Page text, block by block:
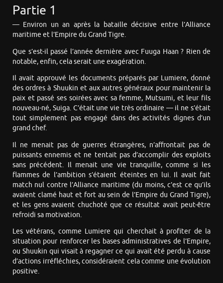
Partie 1
— Environ un an après la bataille décisive entre l’Alliance
maritime et l’Empire du Grand Tigre.
Que s’est-il passé l’année dernière avec Fuuga Haan ? Rien de
notable, enfin, cela serait une exagération.
Il avait approuvé les documents préparés par Lumiere, donné
des ordres à Shuukin et aux autres généraux pour maintenir la
paix et passé ses soirées avec sa femme, Mutsumi, et leur fils
nouveau-né, Suiga. C’était une vie très ordinaire — il ne s’était
tout simplement pas engagé dans des activités dignes d’un
grand chef.
Il ne menait pas de guerres étrangères, n’affrontait pas de
puissants ennemis et ne tentait pas d’accomplir des exploits
sans précédent. Il menait une vie tranquille, comme si les
flammes de l’ambition s’étaient éteintes en lui. Il avait fait
match nul contre l’Alliance maritime (du moins, c’est ce qu’ils
avaient clamé haut et fort au sein de l’Empire du Grand Tigre),
et les gens avaient chuchoté que ce résultat avait peut-être
refroidi sa motivation.
Les vétérans, comme Lumiere qui cherchait à profiter de la
situation pour renforcer les bases administratives de l’Empire,
ou Shuukin qui visait à regagner ce qui avait été perdu à cause
d’actions irréfléchies, considéraient cela comme une évolution
positive.